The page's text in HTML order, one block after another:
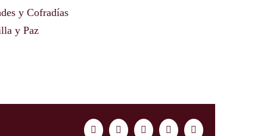
y Cofradías
y Paz
FacebookTwitter LinkedInWhatsAppCorreo